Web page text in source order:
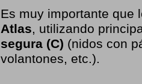
Es muy importante que
Atlas, utilizando
segura (C) (nidos con
volantones, etc.).